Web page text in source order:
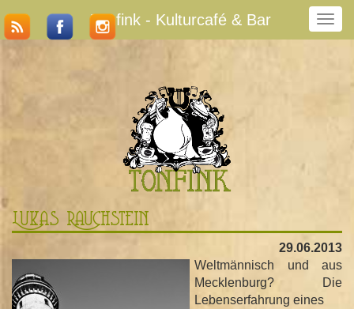
N
a
s
c
h
a
Tonfink - Kulturcafé & Bar
Lukas Rauchstein
29.06.2013
Weltmännisch und aus
Mecklenburg? Die
Lebenserfahrung eines